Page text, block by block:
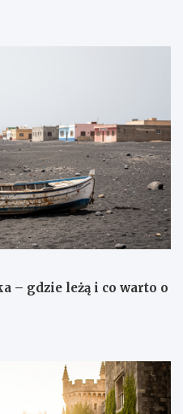
– gdzie leżą i co warto o